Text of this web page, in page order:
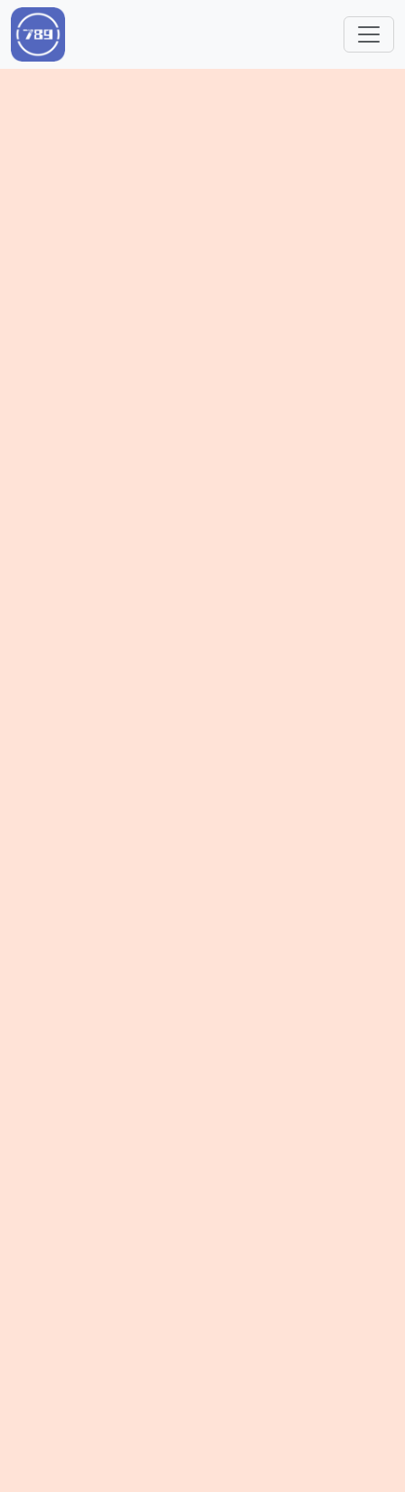
跳转到主要内容